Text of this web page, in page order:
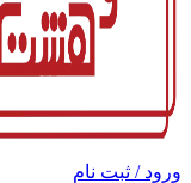
ورود / ثبت نام